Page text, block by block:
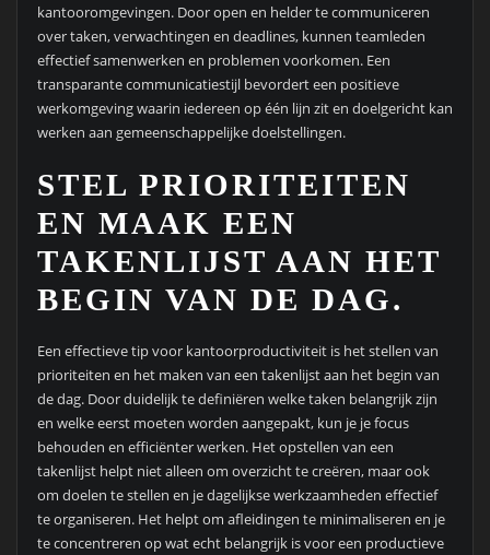
kantooromgevingen. Door open en helder te communiceren
over taken, verwachtingen en deadlines, kunnen teamleden
effectief samenwerken en problemen voorkomen. Een
transparante communicatiestijl bevordert een positieve
werkomgeving waarin iedereen op één lijn zit en doelgericht kan
werken aan gemeenschappelijke doelstellingen.
STEL PRIORITEITEN
EN MAAK EEN
TAKENLIJST AAN HET
BEGIN VAN DE DAG.
Een effectieve tip voor kantoorproductiviteit is het stellen van
prioriteiten en het maken van een takenlijst aan het begin van
de dag. Door duidelijk te definiëren welke taken belangrijk zijn
en welke eerst moeten worden aangepakt, kun je je focus
behouden en efficiënter werken. Het opstellen van een
takenlijst helpt niet alleen om overzicht te creëren, maar ook
om doelen te stellen en je dagelijkse werkzaamheden effectief
te organiseren. Het helpt om afleidingen te minimaliseren en je
te concentreren op wat echt belangrijk is voor een productieve